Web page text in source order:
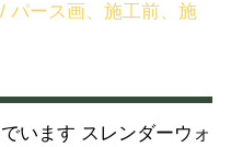
パース画、施工前、施
います スレンダーウォ